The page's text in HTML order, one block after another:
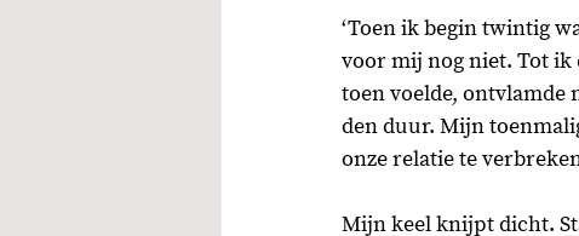
‘Toen ik begin twintig
voor mij nog niet. Tot ik
toen voelde,
den duur. Mijn
onze relatie te
Mijn keel knijpt dicht.